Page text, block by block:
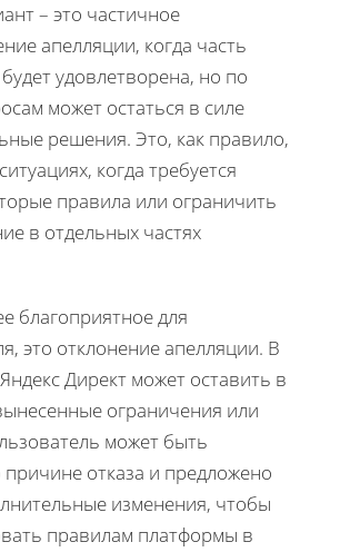
– это частичное
апелляции, когда часть
удовлетворена, но по
может остаться в силе
решения. Это, как правило,
когда требуется
правила или ограничить
в отдельных частях
благоприятное для
это отклонение апелляции. В
Директ может оставить в
ограничения или
может быть
отказа и предложено
изменения, чтобы
правилам платформы в